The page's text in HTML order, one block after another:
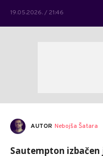
19.05.2026. / 21:46
AUTOR Nebojša Šatara
Sautempton